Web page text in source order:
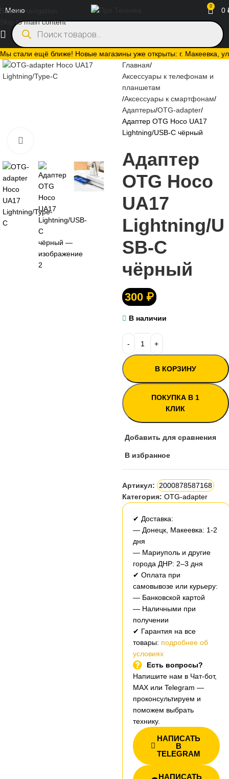
Skip to navigation
Skip to main content
Мы стали ещё ближе! Новые магазины уже открыты: г. Макеевка,
Меню 0 0
Главная
Аксессуары к телефонам и
планшетам
Аксессуары к смартфонам
Адаптеры OTG-adapter
Адаптер OTG Hoco UA17
Lightning/USB-C чёрный
Адаптер
OTG Hoco
UA17
Lightning/U
SB-C
чёрный
300 ₽
В наличии
В КОРЗИНУ
ПОКУПКА В 1
КЛИК
Добавить для сравнения
В избранное
Артикул:
2000878587168
Категория: OTG-adapter
✔ Доставка:
— Донецк, Макеевка: 1-2
дня
— Мариуполь и другие
города ДНР: 2–3 дня
✔ Оплата при
самовывозе или курьеру:
— Банковской картой
— Наличными при
получении
✔ Гарантия на все
товары: подробнее об
условиях
Есть вопросы?
Напишите нам в Чат-бот,
MAX или Telegram —
проконсультируем и
поможем выбрать
технику.
НАПИСАТЬ
В
TELEGRAM
НАПИСАТЬ